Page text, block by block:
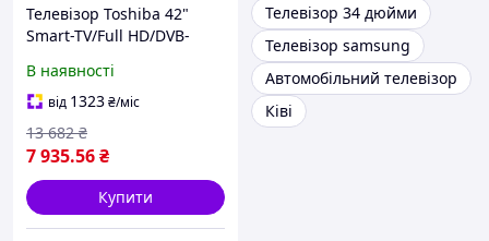
Телевізор Toshiba 42"
Smart-TV/Full HD/DVB-
В наявності
від 1323₴/міс
7 935.56₴
13 682 ₴
Купити
Телевізор 34 дюйми
Телевізор samsung
Автомобільний телевізор
Ківі